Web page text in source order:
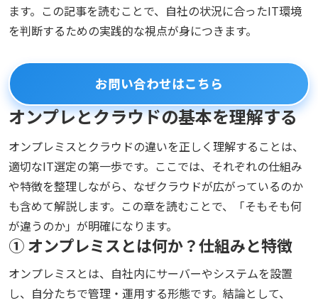
ます。この記事を読むことで、自社の状況に合ったIT環境
を判断するための実践的な視点が身につきます。
お問い合わせはこちら
オンプレとクラウドの基本を理解する
オンプレミスとクラウドの違いを正しく理解することは、
適切なIT選定の第一歩です。ここでは、それぞれの仕組み
や特徴を整理しながら、なぜクラウドが広がっているのか
も含めて解説します。この章を読むことで、「そもそも何
が違うのか」が明確になります。
① オンプレミスとは何か？仕組みと特徴
オンプレミスとは、自社内にサーバーやシステムを設置
し、自分たちで管理・運用する形態です。結論として、